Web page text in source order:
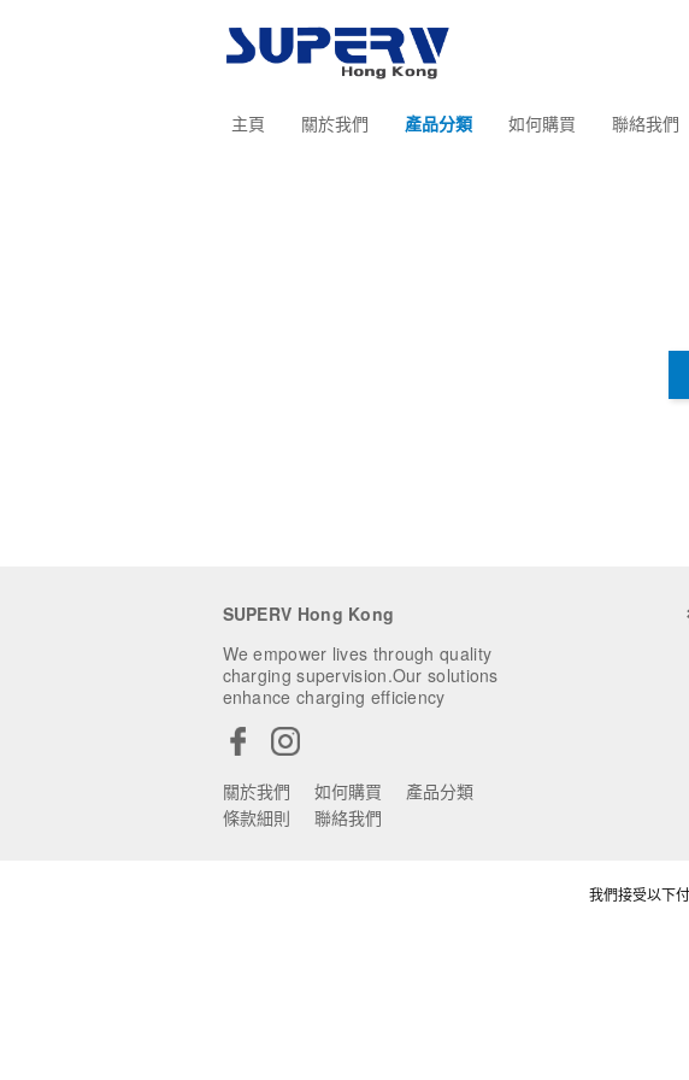
主頁 關於我們 產品分類 如何購買 聯絡我們
SUPERV Hong Kong
We empower lives through quality
charging supervision.Our solutions
enhance charging efficiency
關於我們 如何購買
產品分類
條款細則
聯絡我們
我們接受以下